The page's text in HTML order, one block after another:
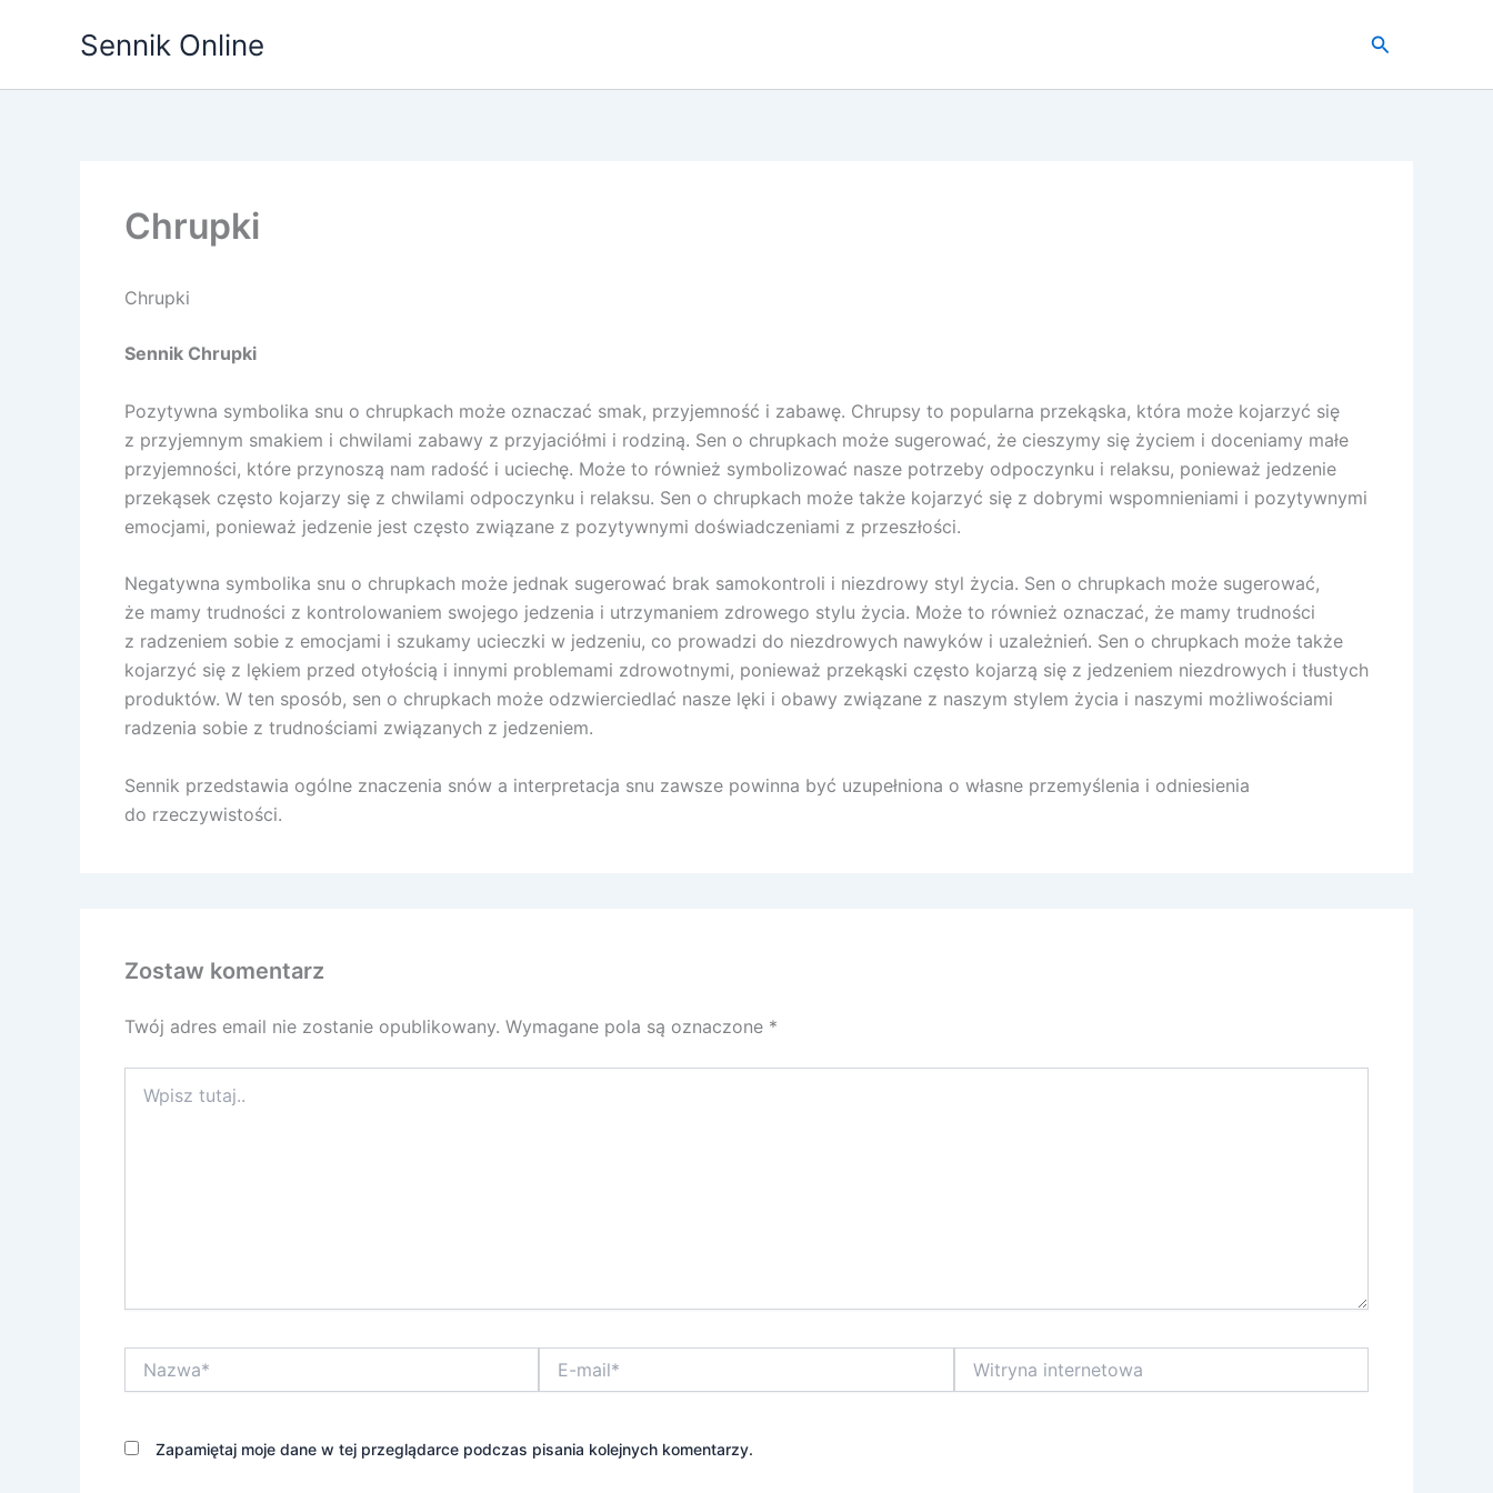
Sennik Online Szukaj
Chrupki
Chrupki
Sennik Chrupki
Pozytywna symbolika snu o chrupkach może oznaczać smak, przyjemność i zabawę. Chrupsy to popularna przekąska, która może kojarzyć się
z przyjemnym smakiem i chwilami zabawy z przyjaciółmi i rodziną. Sen o chrupkach może sugerować, że cieszymy się życiem i doceniamy małe
przyjemności, które przynoszą nam radość i uciechę. Może to również symbolizować nasze potrzeby odpoczynku i relaksu, ponieważ jedzenie
przekąsek często kojarzy się z chwilami odpoczynku i relaksu. Sen o chrupkach może także kojarzyć się z dobrymi wspomnieniami i pozytywnymi
emocjami, ponieważ jedzenie jest często związane z pozytywnymi doświadczeniami z przeszłości.
Negatywna symbolika snu o chrupkach może jednak sugerować brak samokontroli i niezdrowy styl życia. Sen o chrupkach może sugerować,
że mamy trudności z kontrolowaniem swojego jedzenia i utrzymaniem zdrowego stylu życia. Może to również oznaczać, że mamy trudności
z radzeniem sobie z emocjami i szukamy ucieczki w jedzeniu, co prowadzi do niezdrowych nawyków i uzależnień. Sen o chrupkach może także
kojarzyć się z lękiem przed otyłością i innymi problemami zdrowotnymi, ponieważ przekąski często kojarzą się z jedzeniem niezdrowych i tłustych
produktów. W ten sposób, sen o chrupkach może odzwierciedlać nasze lęki i obawy związane z naszym stylem życia i naszymi możliwościami
radzenia sobie z trudnościami związanych z jedzeniem.
Sennik przedstawia ogólne znaczenia snów a interpretacja snu zawsze powinna być uzupełniona o własne przemyślenia i odniesienia
do rzeczywistości.
Zostaw komentarz
Twój adres email nie zostanie opublikowany. Wymagane pola są oznaczone *
tutaj..
mail*
internetowa
Zapamiętaj moje dane w tej przeglądarce podczas pisania kolejnych komentarzy.